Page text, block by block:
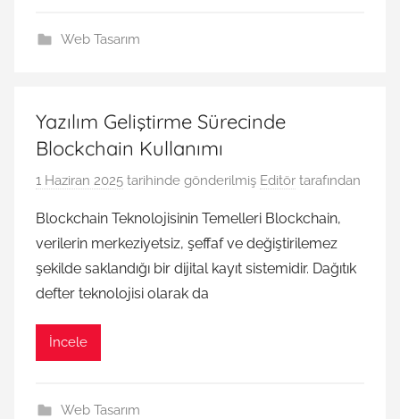
Web Tasarım
Yazılım Geliştirme Sürecinde
Blockchain Kullanımı
1 Haziran 2025 tarihinde gönderilmiş Editör tarafından
Blockchain Teknolojisinin Temelleri Blockchain,
verilerin merkeziyetsiz, şeffaf ve değiştirilemez
şekilde saklandığı bir dijital kayıt sistemidir. Dağıtık
defter teknolojisi olarak da
İncele
Web Tasarım